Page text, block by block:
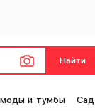
Найти
и тумбы